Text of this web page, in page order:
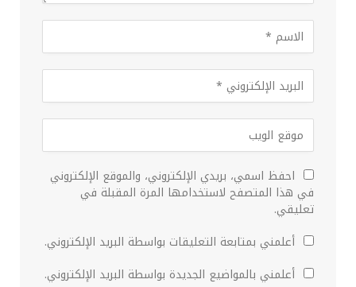
احفظ اسمي، بريدي الإلكتروني، والموقع الإلكتروني
في هذا المتصفح لاستخدامها المرة المقبلة في
تعليقي.
أعلمني بمتابعة التعليقات بواسطة البريد الإلكتروني.
أعلمني بالمواضيع الجديدة بواسطة البريد الإلكتروني.